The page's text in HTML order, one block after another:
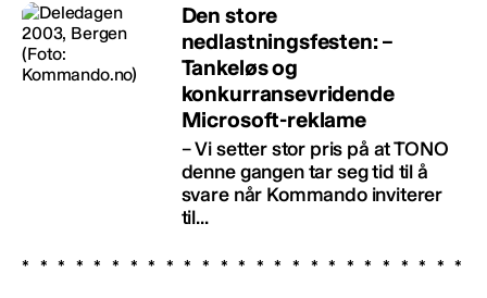
Den store
nedlastningsfesten: –
Tankeløs og
konkurransevridende
Microsoft-reklame
– Vi setter stor pris på at TONO
denne gangen tar seg tid til å
svare når Kommando inviterer
til...